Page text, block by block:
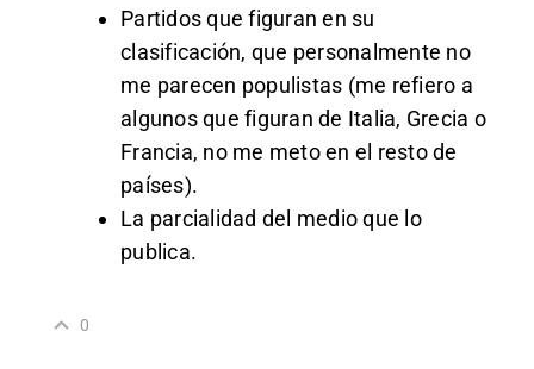
Partidos que figuran en su
clasificación, que personalmente no
me parecen populistas (me refiero a
algunos que figuran de Italia, Grecia o
Francia, no me meto en el resto de
países).
La parcialidad del medio que lo
publica.
0